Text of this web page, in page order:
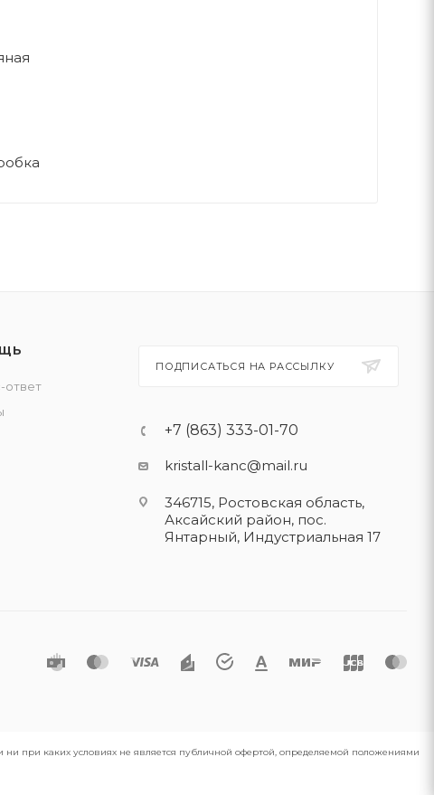
ответ
ПОДПИСАТЬСЯ НА РАССЫЛКУ
+7 (863) 333-01-70
kristall-kanc@mail.ru
346715, Ростовская область​,
Аксайский район, пос.
Янтарный, Индустриальная 17
ни при каких условиях не является публичной офертой, определяемой положениями